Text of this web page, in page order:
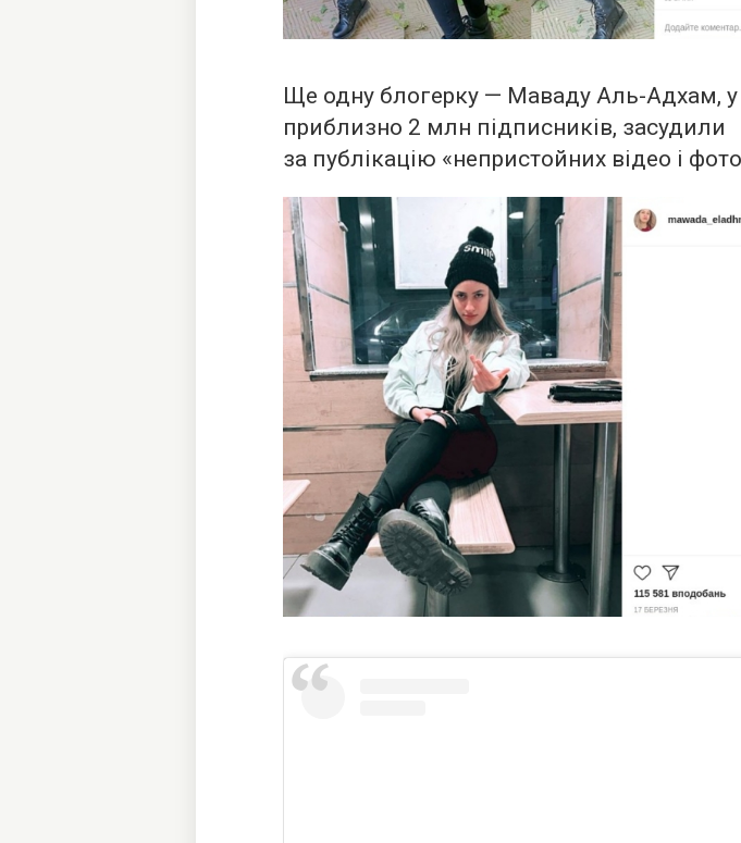
Ще одну блогерку — Маваду Аль-Адхам, у
приблизно 2 млн підписників, засудили
за публікацію «непристойних відео і